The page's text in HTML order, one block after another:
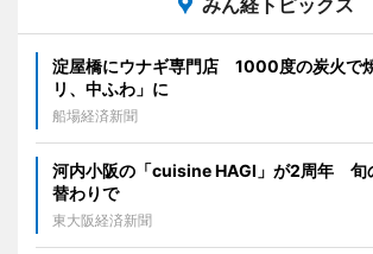
淀屋橋にウナギ専門店 1000度の炭火で
リ、中ふわ」に
船場経済新聞
河内小阪の「cuisine HAGI」が2周年 旬
替わりで
東大阪経済新聞